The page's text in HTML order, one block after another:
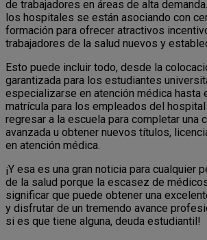
de trabajadores en áreas de alta
los hospitales se están asociando con
formación para ofrecer atractivos
trabajadores de la salud nuevos y
Esto puede incluir todo, desde la
garantizada para los estudiantes
especializarse en atención médica hasta
matrícula para los empleados del
regresar a la escuela para completar una
avanzada u obtener nuevos títulos,
en atención médica.
¡Y esa es una gran noticia para cualquier
de la salud porque la escasez de
significar que puede obtener una
y disfrutar de un tremendo avance
si es que tiene alguna, deuda estudiantil!